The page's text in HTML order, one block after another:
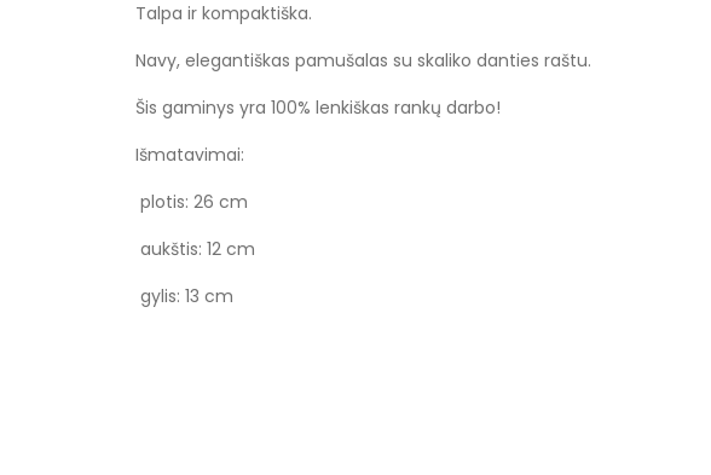
Talpa ir kompaktiška.
Navy, elegantiškas pamušalas su skaliko danties raštu.
Šis gaminys yra 100% lenkiškas rankų darbo!
Išmatavimai:
plotis: 26 cm
aukštis: 12 cm
gylis: 13 cm